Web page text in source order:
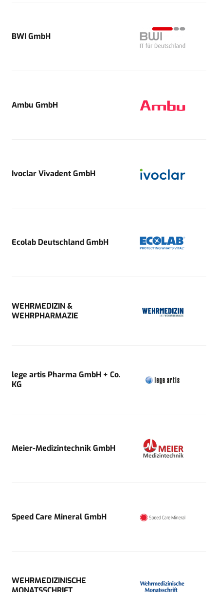
BWI GmbH
Ambu GmbH
Ivoclar Vivadent GmbH
Ecolab Deutschland GmbH
WEHRMEDIZIN &
WEHRPHARMAZIE
lege artis Pharma GmbH + Co.
KG
Meier-Medizintechnik GmbH
Speed Care Mineral GmbH
WEHRMEDIZINISCHE